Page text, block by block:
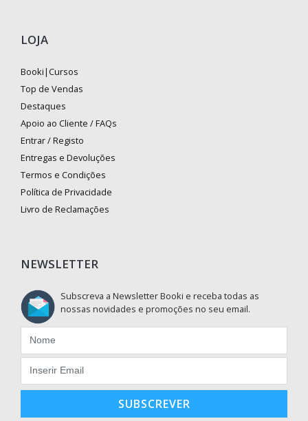
LOJA
Booki|Cursos
Top de Vendas
Destaques
Apoio ao Cliente / FAQs
Entrar / Registo
Entregas e Devoluções
Termos e Condições
Política de Privacidade
Livro de Reclamações
NEWSLETTER
Subscreva a Newsletter Booki e receba todas as
nossas novidades e promoções no seu email.
SUBSCREVER